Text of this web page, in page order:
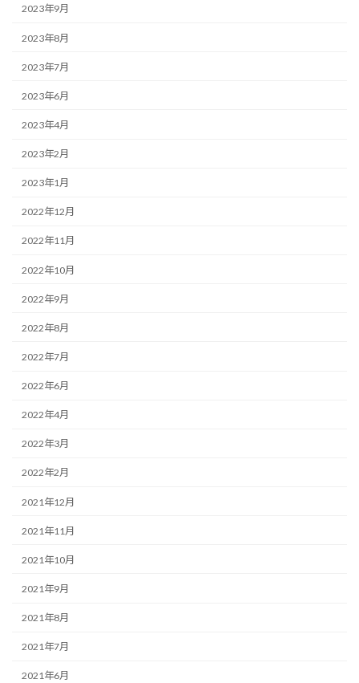
2023年9月
2023年8月
2023年7月
2023年6月
2023年4月
2023年2月
2023年1月
2022年12月
2022年11月
2022年10月
2022年9月
2022年8月
2022年7月
2022年6月
2022年4月
2022年3月
2022年2月
2021年12月
2021年11月
2021年10月
2021年9月
2021年8月
2021年7月
2021年6月